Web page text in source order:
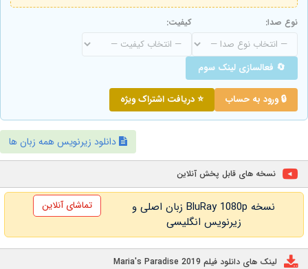
نوع صدا: کیفیت:
🔄 فعالسازی لینک سوم
🔒 ورود به حساب ⭐ دریافت اشتراک ویژه
دانلود زیرنویس همه زبان ها
نسخه های قابل پخش آنلاین
نسخه BluRay 1080p زبان اصلی و
زیرنویس انگلیسی
تماشای آنلاین
لینک های دانلود فیلم Maria's Paradise 2019